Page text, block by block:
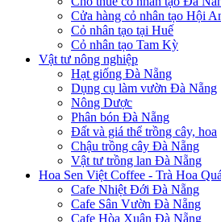
Cửa hàng cỏ nhân tạo Hội
Cỏ nhân tạo tại Huế
Cỏ nhân tạo Tam Kỳ
Vật tư nông nghiệp
Hạt giống Đà Nẵng
Dụng cụ làm vườn Đà Nẵng
Nông Dược
Phân bón Đà Nẵng
Đất và giá thể trồng cây, hoa
Chậu trồng cây Đà Nẵng
Vật tư trồng lan Đà Nẵng
Hoa Sen Việt Coffee - Trà Hoa
Cafe Nhiệt Đới Đà Nẵng
Cafe Sân Vườn Đà Nẵng
Cafe Hòa Xuân Đà Nẵng